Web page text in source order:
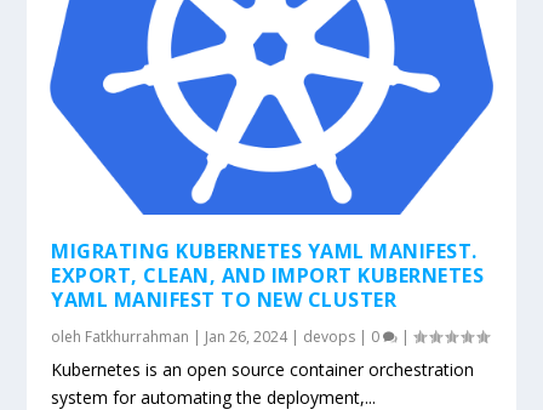
MIGRATING KUBERNETES YAML MANIFEST.
EXPORT, CLEAN, AND IMPORT KUBERNETES
YAML MANIFEST TO NEW CLUSTER
oleh Fatkhurrahman | Jan 26, 2024| devops | 0 |
Kubernetes is an open source container orchestration
system for automating the deployment,...